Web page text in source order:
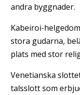
andra byggnader.
Kabeiroi-
stora gudarna,
plats med stor
Venetianska
talsslott som